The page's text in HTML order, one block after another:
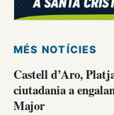
MÉS NOTÍCIES
Castell d’Aro,
ciutadania a
Major